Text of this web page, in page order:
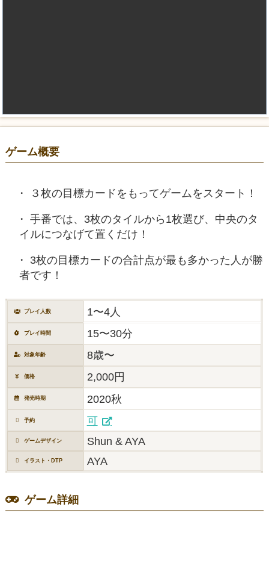
ゲーム概要
３枚の目標カードをもってゲームをスタート！
手番では、3枚のタイルから1枚選び、中央のタ
イルにつなげて置くだけ！
3枚の目標カードの合計点が最も多かった人が勝
者です！
プレイ人数 1〜4人
プレイ時間 15〜30分
対象年齢 8歳〜
価格 2,000円
発売時期 2020秋
予約 可
ゲームデザイン Shun & AYA
イラスト・DTP AYA
ゲーム詳細